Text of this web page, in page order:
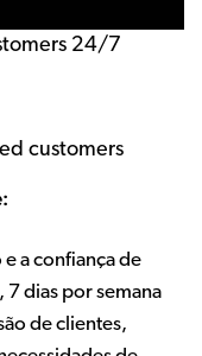
24/7
customers
a confiança de
dias por semana
de clientes,